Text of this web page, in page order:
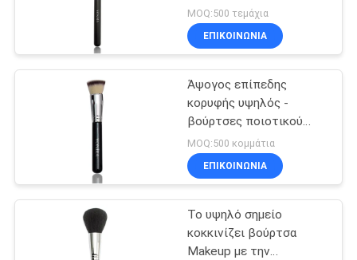
αιγών ZGF
MOQ:500 τεμάχια
ΕΠΙΚΟΙΝΩΝΙΑ
Άψογος επίπεδης
κορυφής υψηλός -
βούρτσες ποιοτικού
Makeup/βούρτσα
απομονωτών προσώπου
MOQ:500 κομμάτια
ΕΠΙΚΟΙΝΩΝΙΑ
Το υψηλό σημείο
κοκκινίζει βούρτσα
Makeup με την